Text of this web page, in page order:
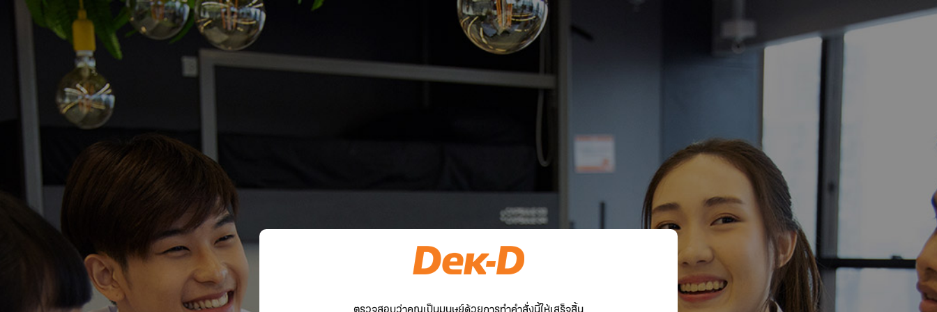
ตรวจสอบว่าคุณเป็นมนุษย์ด้วยการทำคำสั่งนี้ให้เสร็จสิ้น